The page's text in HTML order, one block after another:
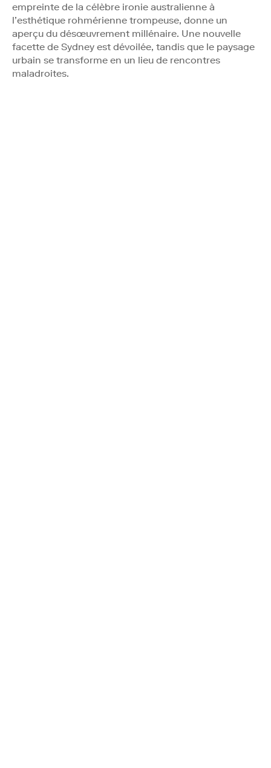
empreinte de la célèbre ironie australienne à
l’esthétique rohmérienne trompeuse, donne un
aperçu du désœuvrement millénaire. Une nouvelle
facette de Sydney est dévoilée, tandis que le paysage
urbain se transforme en un lieu de rencontres
maladroites.